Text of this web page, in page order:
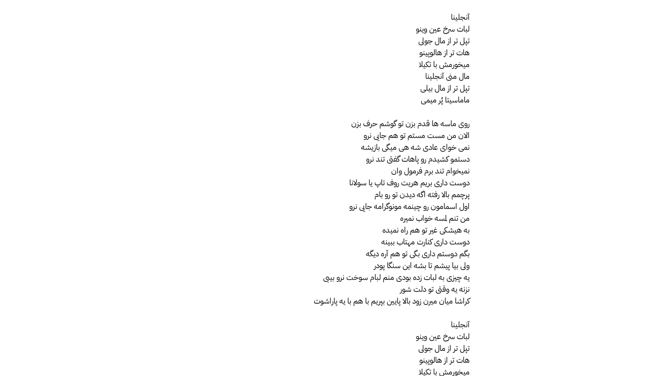
آنجلینا
لبات سرخ عین وینو
تپل تر از مال جولی
هات تر از هالوپینو
میخورمش با تکیلا
مال منی آنجلینا
تپل تر از مال بیلی
ماماسیتا پُر میمی
روی ماسه ها قدم بزن تو گوشم حرف بزن
الان من مست مستم تو هم جایی نرو
نمی خوای عادی شه هی میگی بازیشه
دستمو کشیدم رو پاهات گفتی تند نرو
نمیخوام تند برم فرمول وان
دوست داری بریم هریت روف‌ تاپ یا سولانا
پرچمم بالا رفته اگه دیدن تو رو بام
اول اسمامون رو چینمه مونوگرامه جایی نرو
من تنم لمسه خواب نمیره
به هیشکی غیر تو هم راه نمیده
دوست داری کنارت مهتاب ببینه
بگم دوستم داری بگی تو هم آره دیگه
ولی بیا پیشم تا بشه این سنگا پودر
یه چیزی به لبات زده بودی منم لبام سوخت نرو بیبی
نزنه یه وقتی تو دلت شور
کراشا میان میرن زود بالا پایین بپریم با هم با یه پاراشوت
آنجلینا
لبات سرخ عین وینو
تپل تر از مال جولی
هات تر از هالوپینو
میخورمش با تکیلا